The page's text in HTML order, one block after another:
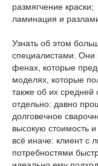
размягчение краски;
ламинация и
Узнать об этом
специалистами. Они
фенах, которые
моделях, которые
также об их средней
отдельно: давно
долговечное
высокую стоимость
всё иначе: клиент
потребностями